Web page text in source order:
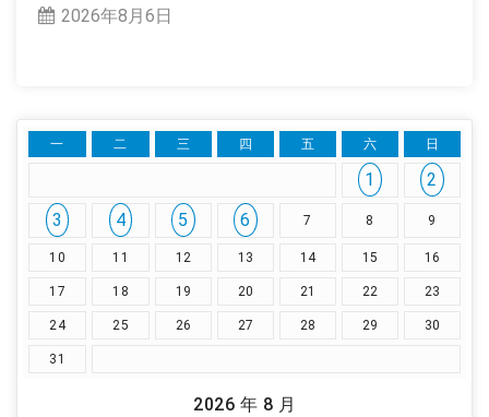
2026年8月6日
2026 年 8 月
一 二 三 四 五 六 日
1
2
3
4 5 6 7 8 9
10 11 12 13 14 15 16
17 18 19 20 21 22 23
24 25 26 27 28 29 30
31